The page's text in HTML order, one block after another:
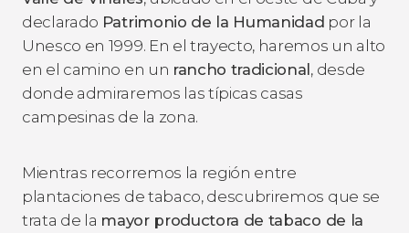
declarado Patrimonio de la Humanidad por la
Unesco en 1999. En el trayecto, haremos un alto
en el camino en un rancho tradicional, desde
donde admiraremos las típicas casas
campesinas de la zona.
Mientras recorremos la región entre
plantaciones de tabaco, descubriremos que se
trata de la mayor productora de tabaco de la